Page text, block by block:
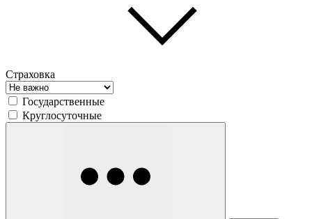
Страховка
Государственные
Круглосуточные